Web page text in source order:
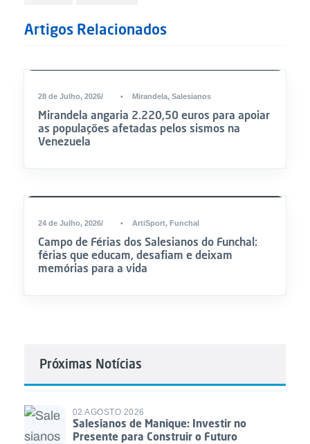
Artigos Relacionados
DESTAQUE
28 de Julho, 2026 • Mirandela, Salesianos
Mirandela angaria 2.220,50 euros para apoiar
as populações afetadas pelos sismos na
Venezuela
24 de Julho, 2026 • ArtiSport, Funchal
Campo de Férias dos Salesianos do Funchal:
férias que educam, desafiam e deixam
memórias para a vida
Próximas Notícias
02 AGOSTO 2026
Salesianos de Manique: Investir no
Presente para Construir o Futuro